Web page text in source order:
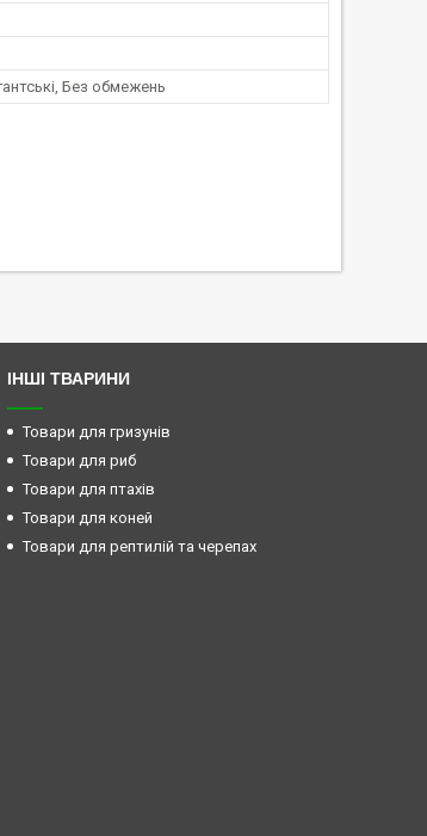
Без обмежень
ІНШІ ТВАРИНИ
Товари для гризунів
Товари для риб
Товари для птахів
Товари для коней
Товари для рептилій та черепах